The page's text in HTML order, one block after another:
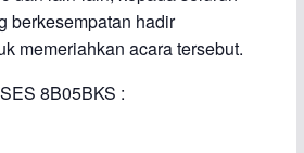
berkesempatan hadir
memeriahkan acara tersebut.
8B05BKS :